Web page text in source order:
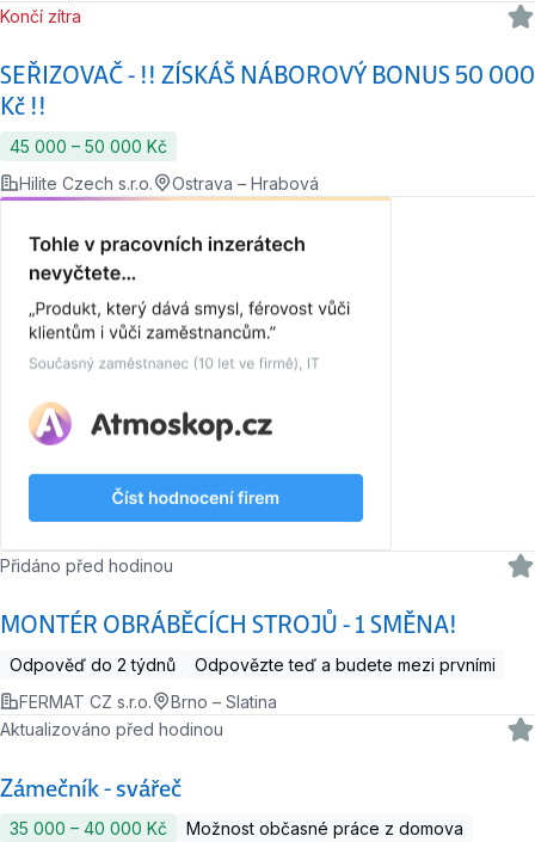
SEŘIZOVAČ - !! ZÍSKÁŠ NÁBOROVÝ BONUS 50 000
Kč !!
Končí zítra
45 000 ‍–‍ 50 000 Kč
Hilite Czech s.r.o.
Ostrava – Hrabová
MONTÉR OBRÁBĚCÍCH STROJŮ - 1 SMĚNA!
Přidáno před hodinou
Odpověď do 2 týdnů
Odpovězte teď a budete mezi prvními
FERMAT CZ s.r.o.
Brno – Slatina
Zámečník - svářeč
Aktualizováno před hodinou
35 000 ‍–‍ 40 000 Kč
Možnost občasné práce z domova